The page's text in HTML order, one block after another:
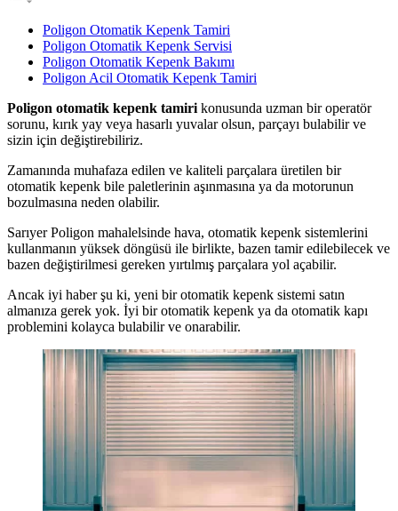
Poligon Otomatik Kepenk Tamiri
Poligon Otomatik Kepenk Servisi
Poligon Otomatik Kepenk Bakımı
Poligon Acil Otomatik Kepenk Tamiri
Poligon otomatik kepenk tamiri konusunda uzman bir operatör
sorunu, kırık yay veya hasarlı yuvalar olsun, parçayı bulabilir ve
sizin için değiştirebiliriz.
Zamanında muhafaza edilen ve kaliteli parçalara üretilen bir
otomatik kepenk bile paletlerinin aşınmasına ya da motorunun
bozulmasına neden olabilir.
Sarıyer Poligon mahalelsinde hava, otomatik kepenk sistemlerini
kullanmanın yüksek döngüsü ile birlikte, bazen tamir edilebilecek ve
bazen değiştirilmesi gereken yırtılmış parçalara yol açabilir.
Ancak iyi haber şu ki, yeni bir otomatik kepenk sistemi satın
almanıza gerek yok. İyi bir otomatik kepenk ya da otomatik kapı
problemini kolayca bulabilir ve onarabilir.